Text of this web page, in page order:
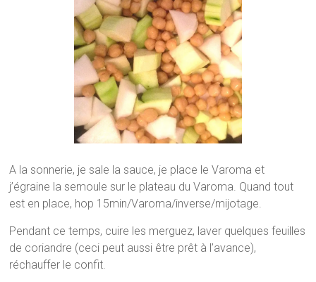
A la sonnerie, je sale la sauce, je place le Varoma et
j’égraine la semoule sur le plateau du Varoma. Quand tout
est en place, hop 15min/Varoma/inverse/mijotage.
Pendant ce temps, cuire les merguez, laver quelques feuilles
de coriandre (ceci peut aussi être prêt à l’avance),
réchauffer le confit.